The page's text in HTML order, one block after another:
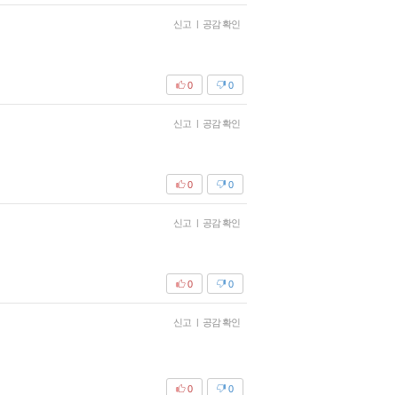
신고 | 공감 확인
0
0
신고 | 공감 확인
0
0
신고 | 공감 확인
0
0
신고 | 공감 확인
0
0